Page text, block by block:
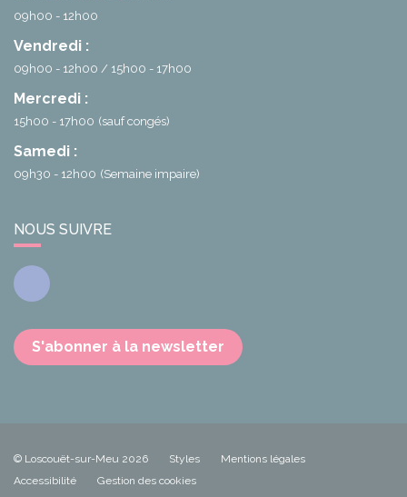
09h00 - 12h00
Vendredi :
09h00 - 12h00 15h00 - 17h00
Mercredi :
15h00 - 17h00 (sauf congés)
Samedi :
09h30 - 12h00 (Semaine impaire)
NOUS SUIVRE
Facebook
S'abonner à la newsletter
© Loscouët-sur-Meu 2026 Styles
Mentions légales
Accessibilité
Gestion des cookies